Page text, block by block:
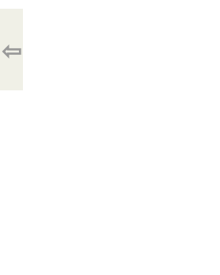
⇦